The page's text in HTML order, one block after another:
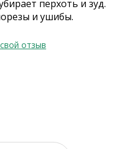
перхоть и зуд.
и ушибы.
отзыв